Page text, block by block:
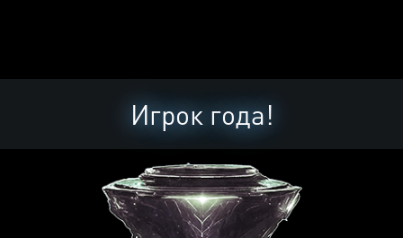
Игрок года!